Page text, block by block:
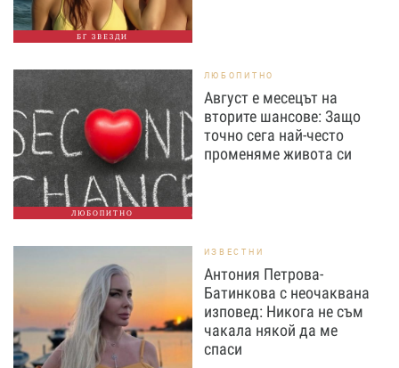
БГ ЗВЕЗДИ
ЛЮБОПИТНО
ЛЮБОПИТНО
Август е месецът на
вторите шансове: Защо
точно сега най-често
променяме живота си
ИЗВЕСТНИ
Антония Петрова-
Батинкова с неочаквана
изповед: Никога не съм
чакала някой да ме
спаси